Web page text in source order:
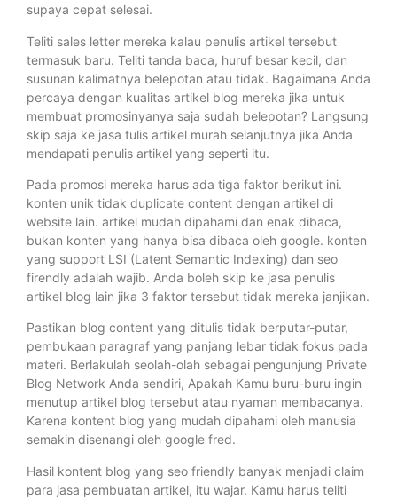
supaya cepat selesai.
Teliti sales letter mereka kalau penulis artikel tersebut
termasuk baru. Teliti tanda baca, huruf besar kecil, dan
susunan kalimatnya belepotan atau tidak. Bagaimana Anda
percaya dengan kualitas artikel blog mereka jika untuk
membuat promosinyanya saja sudah belepotan? Langsung
skip saja ke jasa tulis artikel murah selanjutnya jika Anda
mendapati penulis artikel yang seperti itu.
Pada promosi mereka harus ada tiga faktor berikut ini.
konten unik tidak duplicate content dengan artikel di
website lain. artikel mudah dipahami dan enak dibaca,
bukan konten yang hanya bisa dibaca oleh google. konten
yang support LSI (Latent Semantic Indexing) dan seo
firendly adalah wajib. Anda boleh skip ke jasa penulis
artikel blog lain jika 3 faktor tersebut tidak mereka janjikan.
Pastikan blog content yang ditulis tidak berputar-putar,
pembukaan paragraf yang panjang lebar tidak fokus pada
materi. Berlakulah seolah-olah sebagai pengunjung Private
Blog Network Anda sendiri, Apakah Kamu buru-buru ingin
menutup artikel blog tersebut atau nyaman membacanya.
Karena kontent blog yang mudah dipahami oleh manusia
semakin disenangi oleh google fred.
Hasil kontent blog yang seo friendly banyak menjadi claim
para jasa pembuatan artikel, itu wajar. Kamu harus teliti